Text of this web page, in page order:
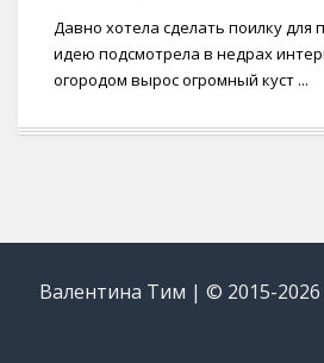
Давно хотела сделать поилку для
идею подсмотрела в недрах
огородом вырос огромный куст ...
Валентина Тим | © 2015-